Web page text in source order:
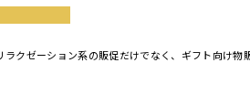
クゼーション系の販促だけでなく、ギフト向け物